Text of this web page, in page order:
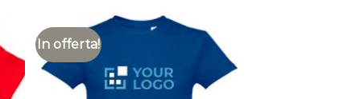
In offerta!